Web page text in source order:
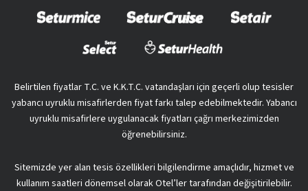
Belirtilen fiyatlar T.C. ve K.K.T.C. vatandaşları için geçerli olup tesisler
yabancı uyruklu misafirlerden fiyat farkı talep edebilmektedir. Yabancı
uyruklu misafirlere uygulanacak fiyatları çağrı merkezimizden
öğrenebilirsiniz.
Sitemizde yer alan tesis özellikleri bilgilendirme amaçlıdır, hizmet ve
kullanım saatleri dönemsel olarak Otel’ler tarafından değişitirilebilir.